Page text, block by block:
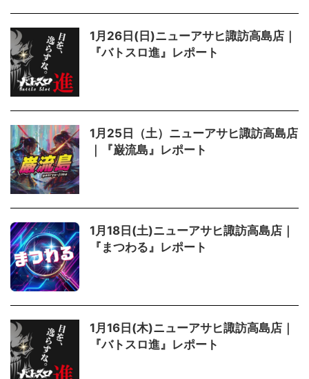
1月26日(日)ニューアサヒ諏訪高島店｜
『バトスロ進』レポート
1月25日（土）ニューアサヒ諏訪高島店
｜『巌流島』レポート
1月18日(土)ニューアサヒ諏訪高島店｜
『まつわる』レポート
1月16日(木)ニューアサヒ諏訪高島店｜
『バトスロ進』レポート